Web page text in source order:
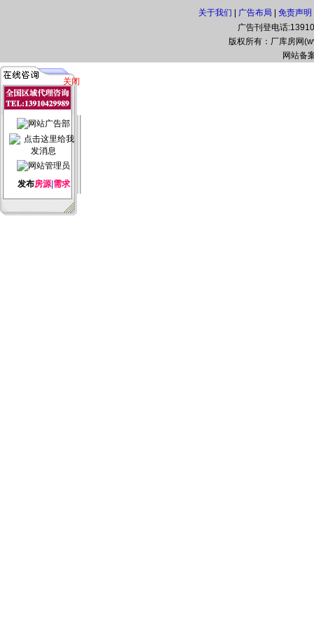
关于我们 广告布局 免责声明
广告刊登电话
版权所有：厂库房网
网站备
关闭
发布房源| 需求